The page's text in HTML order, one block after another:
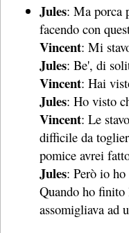
Jules: Ma porca
facendo con
Vincent: Mi
Jules: Be', di
Vincent: Hai
Jules: Ho visto
Vincent: Le
difficile da
pomice avrei
Jules: Però io ho
Quando ho finito
assomigliava ad